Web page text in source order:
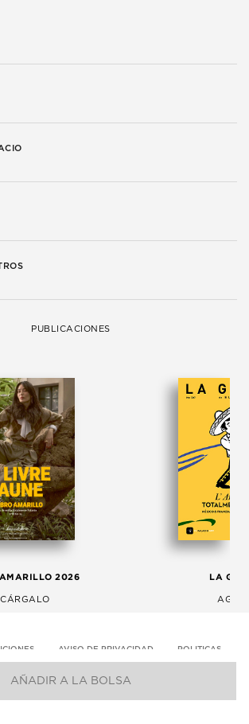
AÑADIR A LA BOLSA
PUBLICACIONES
2026 LA
AVISO DE PRIVACIDAD POLITICAS